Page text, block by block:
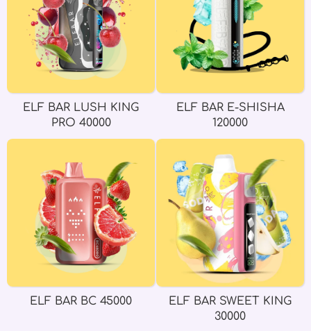
ELF BAR LUSH KING
PRO 40000
ELF BAR E-SHISHA
120000
ELF BAR BC 45000
ELF BAR SWEET KING
30000